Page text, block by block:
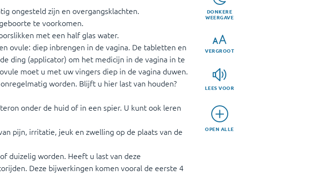
DONKERE
WEERGAVE
VERGROOT
LEES VOOR
OPEN ALLE
ongesteld zijn en overgangsklachten.
te voorkomen.
met een half glas water.
ovule: diep inbrengen in de vagina. De tabletten en
ding (applicator) om het medicijn in de vagina in te
moet u met uw vingers diep in de vagina duwen.
worden. Blijft u hier last van houden?
onder de huid of in een spier. U kunt ook leren
pijn, irritatie, jeuk en zwelling op de plaats van de
duizelig worden. Heeft u last van deze
Deze bijwerkingen komen vooral de eerste 4